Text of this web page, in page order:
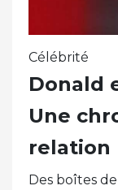
Célébrité
Donald
Une
relation
Des boîtes